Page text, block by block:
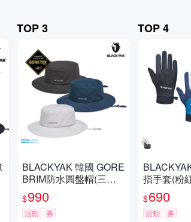
TOP 3
BLACKYAK 韓國 GORE
BRIM防水圓盤帽(三色
可選) 圓盤帽 保暖帽 漁
夫帽 防水帽 中性 BYCB
2NAH01
$990
活動 券
TOP 4
指手套(粉
色)-春夏 |
滑 手套 |
$690
活動 券